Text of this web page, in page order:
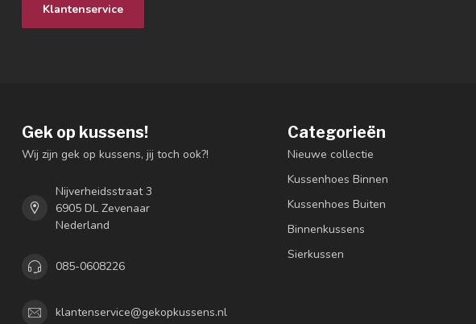
Klantenservice
Gek op kussens!
Wij zijn gek op kussens, jij toch ook?!
Nijverheidsstraat 3
6905 DL Zevenaar
Nederland
085-0608226
klantenservice@gekopkussens.nl
Categorieën
Nieuwe collectie
Kussenhoes Binnen
Kussenhoes Buiten
Binnenkussens
Sierkussen